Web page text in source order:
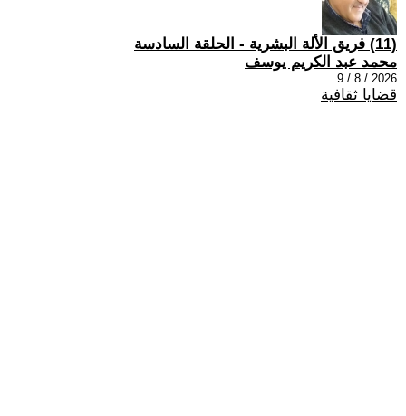
(11) فريق الألة البشرية - الحلقة السادسة
محمد عبد الكريم يوسف
2026 / 8 / 9
قضايا ثقافية